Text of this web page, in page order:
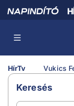
HírTv Vukics
Keresés